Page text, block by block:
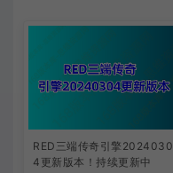
RED三端传奇引擎2024030
4更新版本！持续更新中